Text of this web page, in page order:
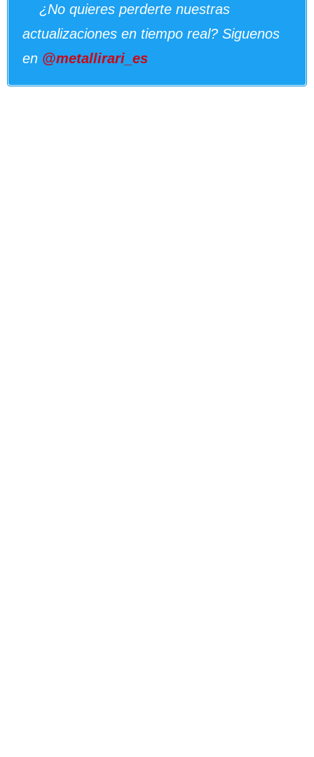
¿No quieres perderte nuestras
actualizaciones en tiempo real? Siguenos
en @metallirari_es